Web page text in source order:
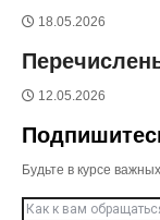
18.05.2026
12.05.2026
Будьте в курсе